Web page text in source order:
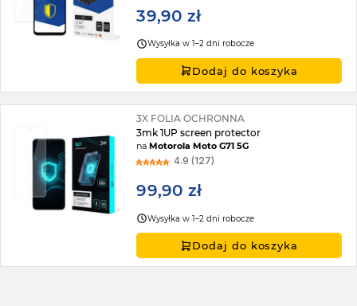
39,90 zł
Wysyłka w 1–2 dni robocze
Dodaj do koszyka
3X FOLIA OCHRONNA
3mk 1UP screen protector
naMotorola Moto G71 5G
4.9 (127)
99,90 zł
Wysyłka w 1–2 dni robocze
Dodaj do koszyka